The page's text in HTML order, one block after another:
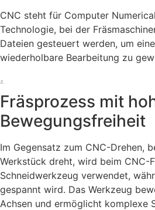
CNC steht für Computer
Technologie, bei der
Dateien gesteuert werden, um
wiederholbare Bearbeitung zu
Fräsprozess mit
Bewegungsfreiheit
Im Gegensatz zum CNC-Drehen,
Werkstück dreht, wird beim CNC-
Schneidwerkzeug verwendet,
gespannt wird. Das Werkzeug
Achsen und ermöglicht komplexe